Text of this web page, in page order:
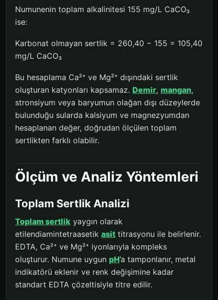
Numunenin toplam alkalinitesi 155 mg/L CaCO₃
ise:
Karbonat olmayan sertlik = 260,40 − 155 = 105,40
mg/L CaCO₃
Bu hesaplama Ca²⁺ ve Mg²⁺ dışındaki sertlik
oluşturan katyonları kapsamaz. Demir, mangan,
stronsiyum veya baryumun olağan dışı düzeylerde
bulunduğu sularda kalsiyum ve magnezyumdan
hesaplanan değer, doğrudan ölçülen toplam
sertlikten farklı olabilir.
Ölçüm ve Analiz Yöntemleri
Toplam Sertlik Analizi
Toplam sertlik yaygın olarak
etilendiamintetraasetik asit titrasyonu ile belirlenir.
EDTA, Ca²⁺ ve Mg²⁺ iyonlarıyla kompleks
oluşturur. Numune uygun pH’a tamponlanır, metal
indikatörü eklenir ve renk değişimine kadar
standart EDTA çözeltisiyle titre edilir.